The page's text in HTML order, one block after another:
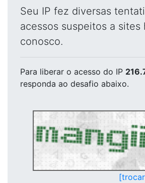
Seu IP fez diversas
acessos suspeitos a sites
conosco.
Para liberar o acesso do IP
responda ao desafio abaixo.